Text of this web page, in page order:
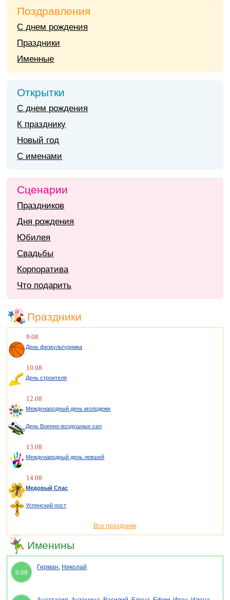
Поздравления
С днем рождения
Праздники
Именные
Открытки
С днем рождения
К празднику
Новый год
С именами
Сценарии
Праздников
Дня рождения
Юбилея
Свадьбы
Корпоратива
Что подарить
Праздники
9.08
День физкультурника
10.08
День строителя
12.08
Международный день молодежи
День Военно-воздушных сил
13.08
Международный день левшей
14.08
Медовый Спас
Успенский пост
Все праздники
Именины
9.08
Герман, Николай